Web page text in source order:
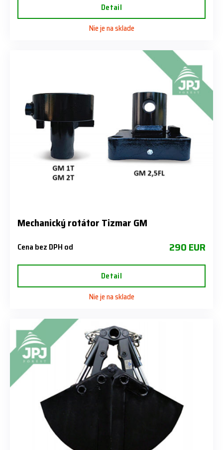
Detail
Nie je na sklade
Mechanický rotátor Tizmar GM
Cena bez DPH od 290 EUR
Detail
Nie je na sklade